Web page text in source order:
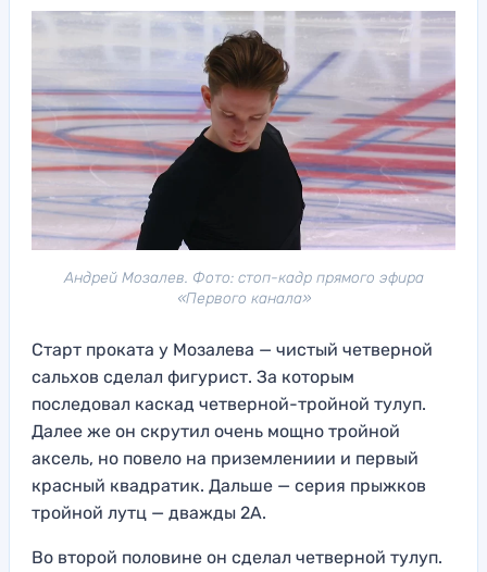
Андрей Мозалев. Фото: стоп-кадр прямого эфира
«Первого канала»
Старт проката у Мозалева — чистый четверной
сальхов сделал фигурист. За которым
последовал каскад четверной-тройной тулуп.
Далее же он скрутил очень мощно тройной
аксель, но повело на приземлениии и первый
красный квадратик. Дальше — серия прыжков
тройной лутц — дважды 2А.
Во второй половине он сделал четверной тулуп.